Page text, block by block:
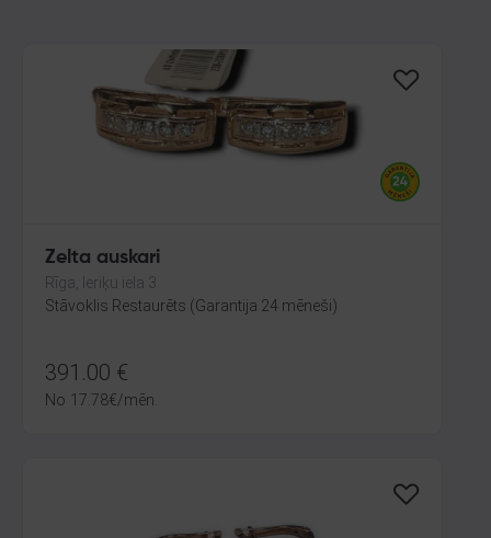
Zelta auskari
Rīga, Ieriķu iela 3
Stāvoklis Restaurēts (Garantija 24 mēneši)
391.00 €
No 17.78€/mēn.